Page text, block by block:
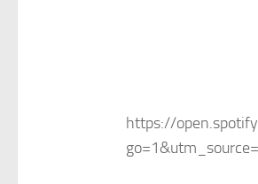
https://